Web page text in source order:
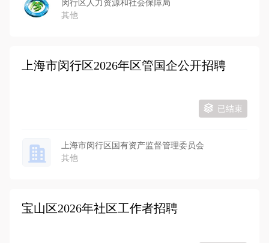
闵行区人力资源和社会保障局
其他
上海市闵行区2026年区管国企公开招聘
已结束
上海市闵行区国有资产监督管理委员会
其他
宝山区2026年社区工作者招聘